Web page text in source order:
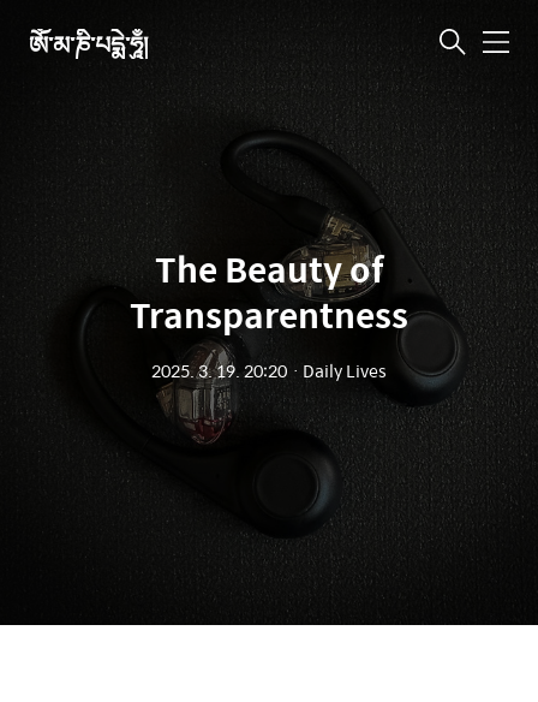
ཨོཾ་མ་ཎི་པདྨེ་ཧཱུྃ། 메
The Beauty of
Transparentness
2025. 3. 19. 20:20 ㆍ Daily Lives